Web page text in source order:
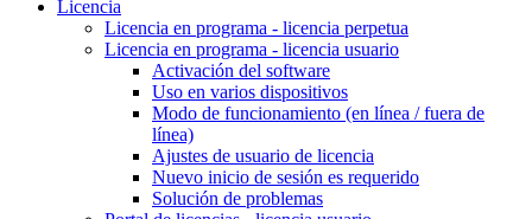
Licencia
Licencia en programa - licencia perpetua
Licencia en programa - licencia usuario
Activación del software
Uso en varios dispositivos
Modo de funcionamiento (en línea / fuera de
línea)
Ajustes de usuario de licencia
Nuevo inicio de sesión es requerido
Solución de problemas